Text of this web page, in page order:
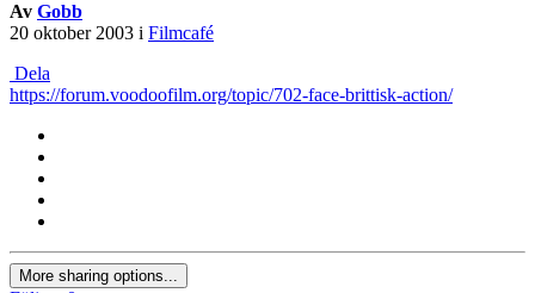
Av Gobb
20 oktober 2003 i Filmcafé
Dela
https://forum.voodoofilm.org/topic/702-face-brittisk-action/
More sharing options...